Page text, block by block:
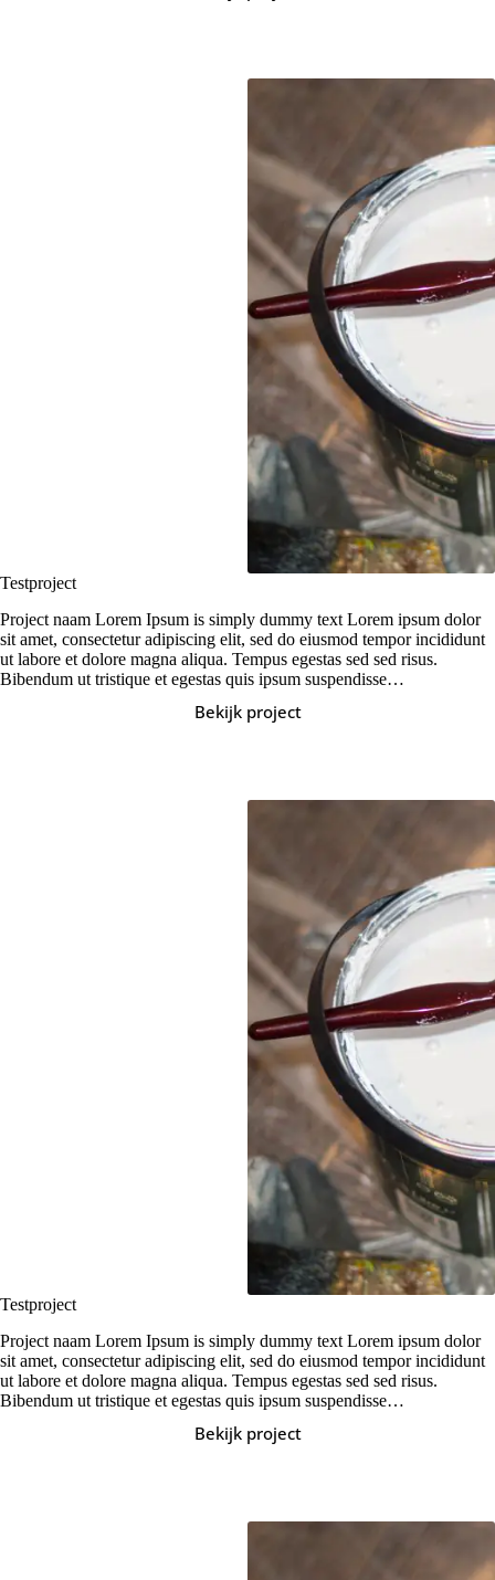
Testproject
Project naam Lorem Ipsum is simply dummy text Lorem ipsum dolor
sit amet, consectetur adipiscing elit, sed do eiusmod tempor incididunt
ut labore et dolore magna aliqua. Tempus egestas sed sed risus.
Bibendum ut tristique et egestas quis ipsum suspendisse…
Bekijk project
Testproject
Testproject
Project naam Lorem Ipsum is simply dummy text Lorem ipsum dolor
sit amet, consectetur adipiscing elit, sed do eiusmod tempor incididunt
ut labore et dolore magna aliqua. Tempus egestas sed sed risus.
Bibendum ut tristique et egestas quis ipsum suspendisse…
Bekijk project
Testproject